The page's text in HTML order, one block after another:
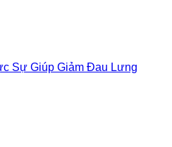
Sự Giúp Giảm Đau Lưng